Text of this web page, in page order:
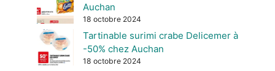
Auchan
18 octobre 2024
Tartinable surimi crabe Delicemer à
-50% chez Auchan
18 octobre 2024